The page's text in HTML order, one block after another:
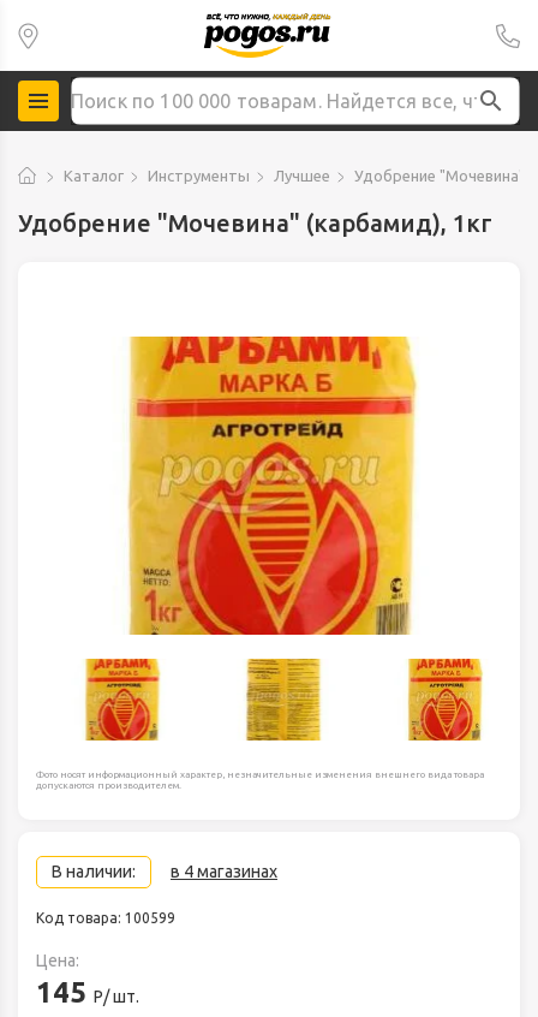
Каталог Инструменты Лучшее Удобрение "Мочевина"
Удобрение "Мочевина" (карбамид), 1кг
Фото носят информационный характер, незначительные изменения внешнего вида товара
допускаются производителем.
В наличии: в 4 магазинах
Код товара: 100599
Цена:
145 Р/ шт.